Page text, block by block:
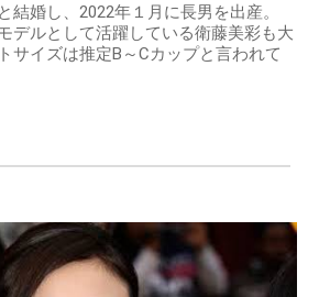
結婚し、2022年１月に長男を出産。
デルとして活躍している衛藤美彩も大
サイズは推定B～Cカップと言われて